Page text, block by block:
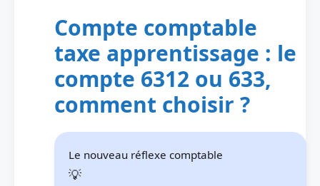
Compte comptable
taxe apprentissage : le
compte 6312 ou 633,
comment choisir ?
Le nouveau réflexe comptable